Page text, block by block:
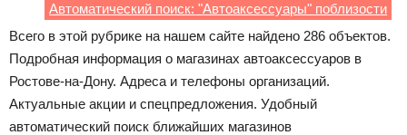
Автоматический поиск: "Автоаксессуары" поблизости
Всего в этой рубрике на нашем сайте найдено 286 объектов.
Подробная информация о магазинах автоаксессуаров в
Ростове-на-Дону. Адреса и телефоны организаций.
Актуальные акции и спецпредложения. Удобный
автоматический поиск ближайших магазинов